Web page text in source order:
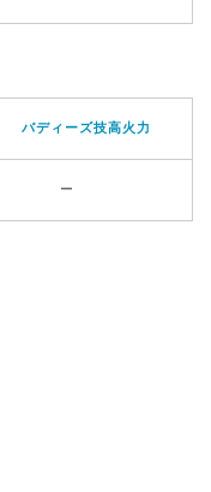
バディーズ技高火力
ー